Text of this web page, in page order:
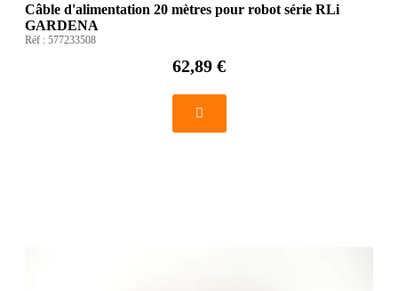
Câble d'alimentation 20 mètres pour robot série RLi
GARDENA
Réf : 577233508
62,89 €